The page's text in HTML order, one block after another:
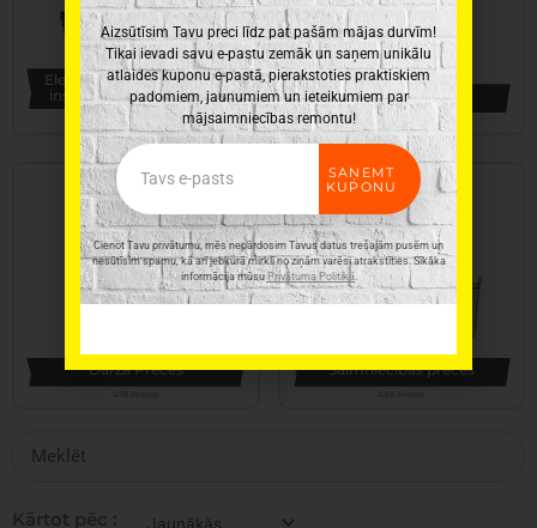
Elektroinstrumenti, rokas
instrumenti un furnitūra
345 Preces
Virtuves piederumi
331 Preces
Dārza Preces Saimniecības preces
Aizsūtīsim Tavu preci līdz pat pašām mājas durvīm!
Tikai ievadi savu e-pastu zemāk un saņem unikālu
atlaides kuponu e-pastā, pierakstoties praktiskiem
padomiem, jaunumiem un ieteikumiem par
mājsaimniecības remontu!
Email
SAŅEMT
KUPONU
Cienot Tavu privātumu, mēs nepārdosim Tavus datus trešajām pusēm un
nesūtīsim spamu, kā arī jebkurā mirklī no ziņām varēsi atrakstīties. Sīkāka
informācija mūsuPrivātuma Politikā.